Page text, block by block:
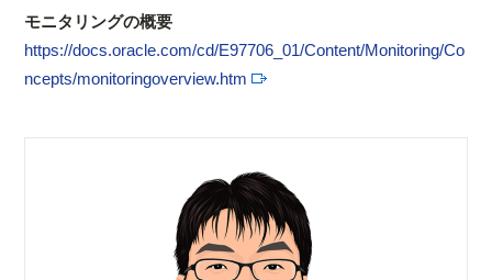
モニタリングの概要
https://docs.oracle.com/cd/E97706_01/Content/Monitoring/Co
ncepts/monitoringoverview.htm